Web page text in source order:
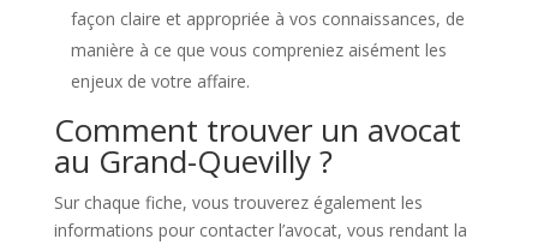
façon claire et appropriée à vos connaissances, de
manière à ce que vous compreniez aisément les
enjeux de votre affaire.
Comment trouver un avocat
au Grand-Quevilly ?
Sur chaque fiche, vous trouverez également les
informations pour contacter l’avocat, vous rendant la